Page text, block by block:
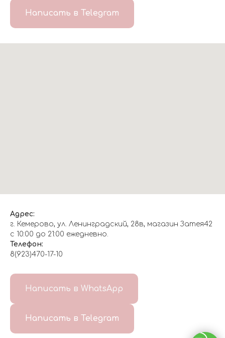
Написать в Telegram
Адрес:
г. Кемерово, ул. Ленинградский, 28в, магазин Затея42
с 10:00 до 21:00 ежедневно.
Телефон:
8(923)470-17-10
Написать в WhatsApp
Написать в Telegram
ДОСТАВКА/